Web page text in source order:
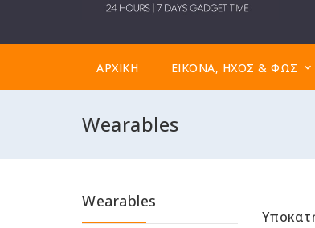
ΑΡΧΙΚΉ ΕΙΚΌΝΑ, ΉΧΟΣ & ΦΩΣ 
Wearables
Wearables